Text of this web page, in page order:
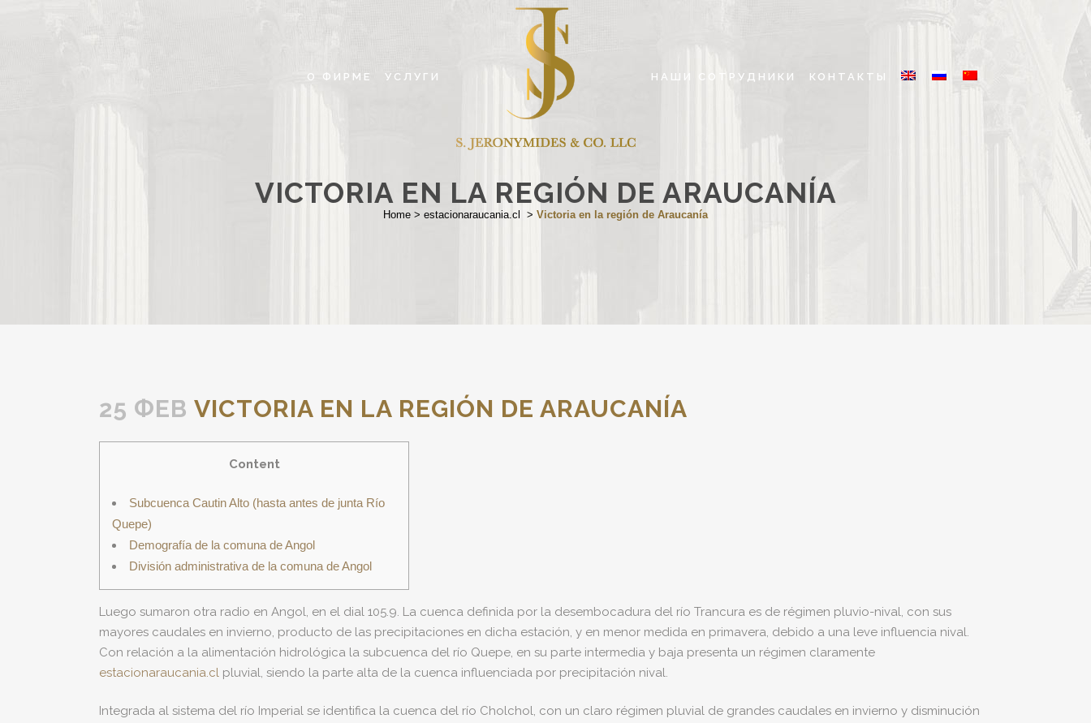
О ФИРМЕ УСЛУГИ НАШИ СОТРУДНИКИ КОНТАКТЫ
VICTORIA EN LA REGIÓN DE ARAUCANÍA
Home > estacionaraucania.cl > Victoria en la región de Araucanía
25 ФЕВ VICTORIA EN LA REGIÓN DE ARAUCANÍA
Content
Subcuenca Cautin Alto (hasta antes de junta Río
Quepe)
Demografía de la comuna de Angol
División administrativa de la comuna de Angol
Luego sumaron otra radio en Angol, en el dial 105.9. La cuenca definida por la desembocadura del río Trancura es de régimen pluvio-nival, con sus
mayores caudales en invierno, producto de las precipitaciones en dicha estación, y en menor medida en primavera, debido a una leve influencia nival.
Con relación a la alimentación hidrológica la subcuenca del río Quepe, en su parte intermedia y baja presenta un régimen claramente
estacionaraucania.cl pluvial, siendo la parte alta de la cuenca influenciada por precipitación nival.
Integrada al sistema del río Imperial se identifica la cuenca del río Cholchol, con un claro régimen pluvial de grandes caudales en invierno y disminución